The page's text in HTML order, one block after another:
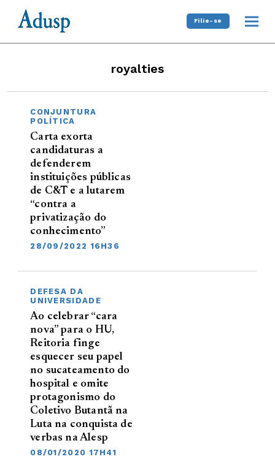
Filie-se
royalties
CONJUNTURA
POLÍTICA
Carta exorta
candidaturas a
defenderem
instituições públicas
de C&T e a lutarem
“contra a
privatização do
conhecimento”
28/09/2022 16H36
DEFESA DA
UNIVERSIDADE
Ao celebrar “cara
nova” para o HU,
Reitoria finge
esquecer seu papel
no sucateamento do
hospital e omite
protagonismo do
Coletivo Butantã na
Luta na conquista de
verbas na Alesp
08/01/2020 17H41